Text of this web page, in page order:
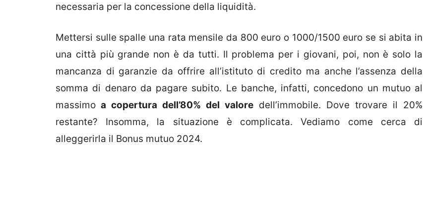
necessaria per la concessione della liquidità.
Mettersi sulle spalle una rata mensile da 800 euro o 1000/1500 euro se si abita in
una città più grande non è da tutti. Il problema per i giovani, poi, non è solo la
mancanza di garanzie da offrire all’istituto di credito ma anche l’assenza della
somma di denaro da pagare subito. Le banche, infatti, concedono un mutuo al
massimo a copertura dell’80% del valore dell’immobile. Dove trovare il 20%
restante? Insomma, la situazione è complicata. Vediamo come cerca di
alleggerirla il Bonus mutuo 2024.